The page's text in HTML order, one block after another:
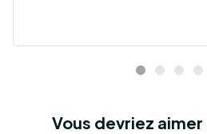
Vous devriez